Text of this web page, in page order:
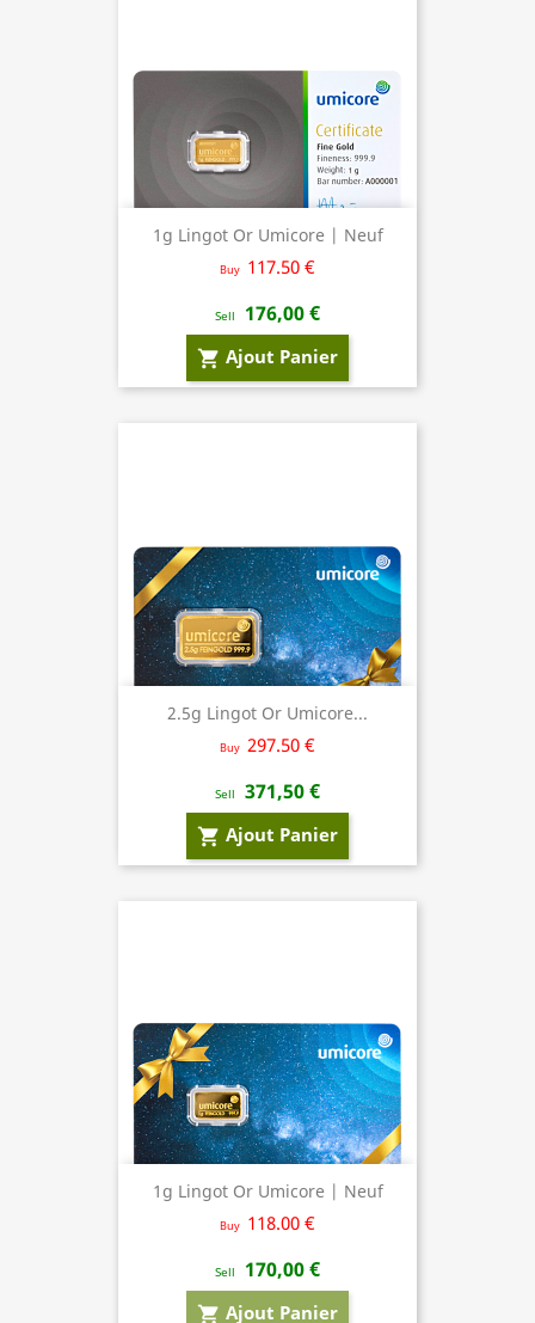
1g Lingot Or Umicore | Neuf
Buy 117.50 €
Sell 176,00 €
shopping_cart Ajout Panier
2.5g Lingot Or Umicore...
Buy 297.50 €
Sell 371,50 €
shopping_cart Ajout Panier
1g Lingot Or Umicore | Neuf
Buy 118.00 €
Sell 170,00 €
shopping_cart Ajout Panier